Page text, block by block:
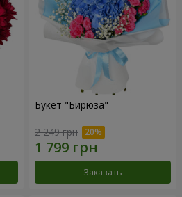
Букет "Бирюза"
2 249 грн
Заказать